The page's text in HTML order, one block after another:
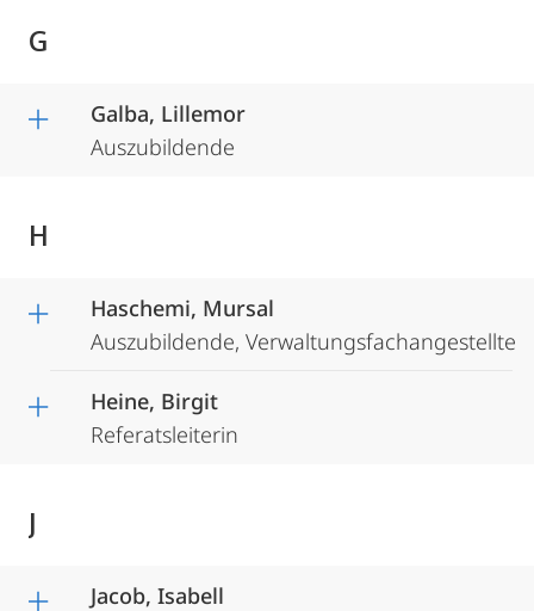
G
Galba, Lillemor
Auszubildende
H
Haschemi, Mursal
Auszubildende, Verwaltungsfachangestellte
Heine, Birgit
Referatsleiterin
J
Jacob, Isabell